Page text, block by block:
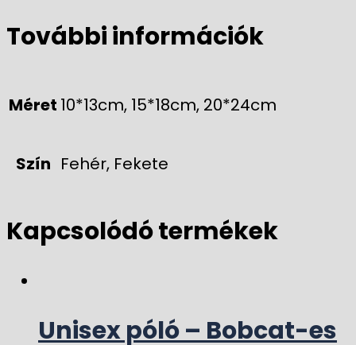
További információk
Méret 10*13cm, 15*18cm, 20*24cm
Szín Fehér, Fekete
Kapcsolódó termékek
Unisex póló – Bobcat-es